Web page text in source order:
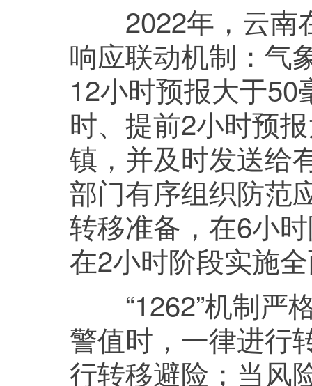
2022年，云南在
响应联动机制：气
12小时预报大于
时、提前2小时预
镇，并及时发送给
部门有序组织防范
转移准备，在6小
在2小时阶段实施
“1262”机制严格
警值时，一律进行
行转移避险；当风